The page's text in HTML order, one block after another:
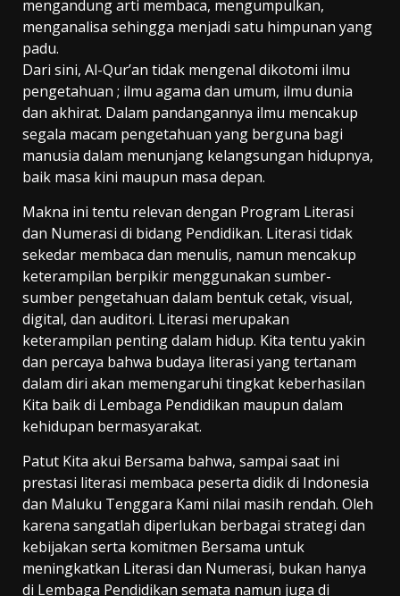
mengandung arti membaca, mengumpulkan,
menganalisa sehingga menjadi satu himpunan yang
padu.
Dari sini, Al-Qur’an tidak mengenal dikotomi ilmu
pengetahuan ; ilmu agama dan umum, ilmu dunia
dan akhirat. Dalam pandangannya ilmu mencakup
segala macam pengetahuan yang berguna bagi
manusia dalam menunjang kelangsungan hidupnya,
baik masa kini maupun masa depan.
Makna ini tentu relevan dengan Program Literasi
dan Numerasi di bidang Pendidikan. Literasi tidak
sekedar membaca dan menulis, namun mencakup
keterampilan berpikir menggunakan sumber-
sumber pengetahuan dalam bentuk cetak, visual,
digital, dan auditori. Literasi merupakan
keterampilan penting dalam hidup. Kita tentu yakin
dan percaya bahwa budaya literasi yang tertanam
dalam diri akan memengaruhi tingkat keberhasilan
Kita baik di Lembaga Pendidikan maupun dalam
kehidupan bermasyarakat.
Patut Kita akui Bersama bahwa, sampai saat ini
prestasi literasi membaca peserta didik di Indonesia
dan Maluku Tenggara Kami nilai masih rendah. Oleh
karena sangatlah diperlukan berbagai strategi dan
kebijakan serta komitmen Bersama untuk
meningkatkan Literasi dan Numerasi, bukan hanya
di Lembaga Pendidikan semata namun juga di